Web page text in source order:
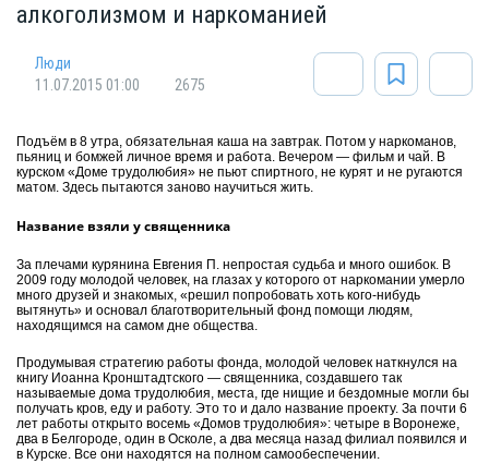
алкоголизмом и наркоманией
Люди
11.07.2015 01:00
2675
Подъём в 8 утра, обязательная каша на завтрак. Потом у наркоманов,
пьяниц и бомжей личное время и работа. Вечером — фильм и чай. В
курском «Доме трудолюбия» не пьют спиртного, не курят и не ругаются
матом. Здесь пытаются заново научиться жить.
Название взяли у священника
За плечами курянина Евгения П. непростая судьба и много ошибок. В
2009 году молодой человек, на глазах у которого от наркомании умерло
много друзей и знакомых, «решил попробовать хоть кого-нибудь
вытянуть» и основал благотворительный фонд помощи людям,
находящимся на самом дне общества.
Продумывая стратегию работы фонда, молодой человек наткнулся на
книгу Иоанна Кронштадтского — священника, создавшего так
называемые дома трудолюбия, места, где нищие и бездомные могли бы
получать кров, еду и работу. Это то и дало название проекту. За почти 6
лет работы открыто восемь «Домов трудолюбия»: четыре в Воронеже,
два в Белгороде, один в Осколе, а два месяца назад филиал появился и
в Курске. Все они находятся на полном самообеспечении.